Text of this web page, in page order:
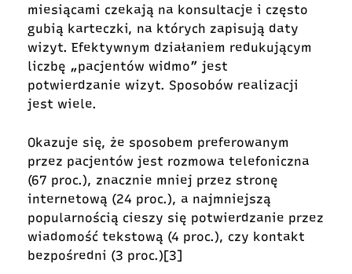
miesiącami czekają na konsultacje i często
gubią karteczki, na których zapisują daty
wizyt. Efektywnym działaniem redukującym
liczbę „pacjentów widmo” jest
potwierdzanie wizyt. Sposobów realizacji
jest wiele.
Okazuje się, że sposobem preferowanym
przez pacjentów jest rozmowa telefoniczna
(67 proc.), znacznie mniej przez stronę
internetową (24 proc.), a najmniejszą
popularnością cieszy się potwierdzanie przez
wiadomość tekstową (4 proc.), czy kontakt
bezpośredni (3 proc.)[3]